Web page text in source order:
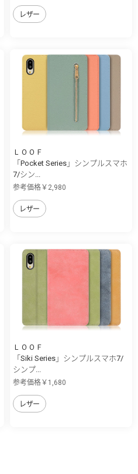
レザー
ＬＯＯＦ
「Pocket Series」シンプルスマホ
7/シン...
参考価格￥2,980
レザー
ＬＯＯＦ
「Siki Series」シンプルスマホ7/
シンプ...
参考価格￥1,680
レザー